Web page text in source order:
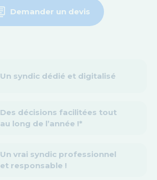
Demander un devis
Un syndic dédié et digitalisé
Des décisions facilitées tout
au long de l’année !*
Un vrai syndic professionnel
et responsable !